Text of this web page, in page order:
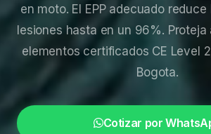
en moto. El EPP adecuado
lesiones hasta en un 96%. Proteja
elementos certificados CE Level
Bogota.
Cotizar por